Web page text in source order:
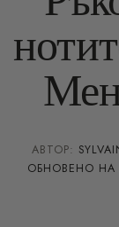
АВТОР:
ОБНОВЕНО НА